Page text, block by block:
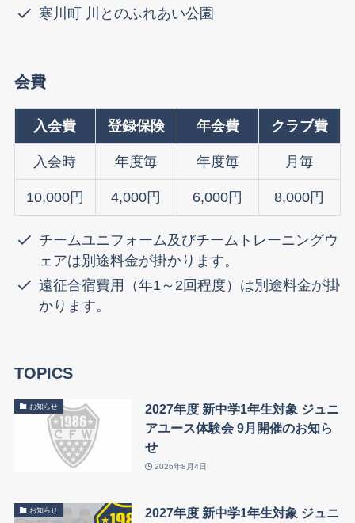
寒川町 川とのふれあい公園
会費
入会費 登録保険 年会費 クラブ費
入会時 年度毎 年度毎 月毎
10,000円 4,000円 6,000円 8,000円
チームユニフォーム及びチームトレーニングウ
ェアは別途料金が掛かります。
遠征合宿費用（年1～2回程度）は別途料金が掛
かります。
TOPICS
お知らせ
2027年度 新中学1年生対象 ジュニ
アユース体験会 9月開催のお知ら
せ
2026年8月4日
お知らせ 2027年度 新中学1年生対象 ジュニ